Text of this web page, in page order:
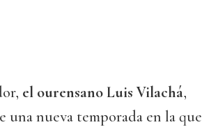
el ourensano Luis Vilachá,
una nueva temporada en la que